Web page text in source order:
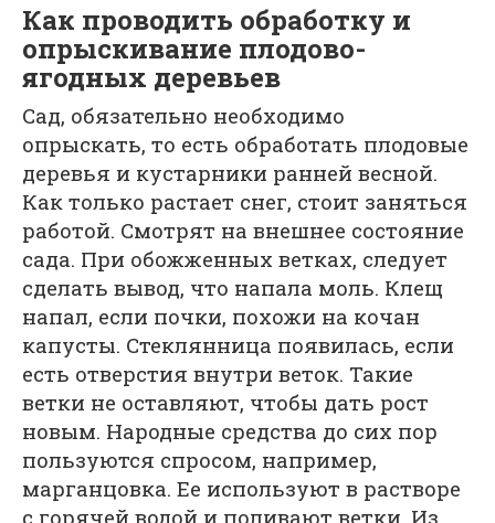
Как проводить обработку и
опрыскивание плодово-
ягодных деревьев
Сад, обязательно необходимо
опрыскать, то есть обработать плодовые
деревья и кустарники ранней весной.
Как только растает снег, стоит заняться
работой. Смотрят на внешнее состояние
сада. При обожженных ветках, следует
сделать вывод, что напала моль. Клещ
напал, если почки, похожи на кочан
капусты. Стеклянница появилась, если
есть отверстия внутри веток. Такие
ветки не оставляют, чтобы дать рост
новым. Народные средства до сих пор
пользуются спросом, например,
марганцовка. Ее используют в растворе
с горячей водой и поливают ветки. Из